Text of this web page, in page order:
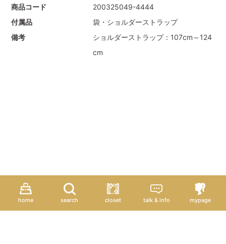
商品コード
200325049-4444
付属品
袋・ショルダーストラップ
備考
ショルダーストラップ：107cm～124
cm
home search closet talk & info mypage